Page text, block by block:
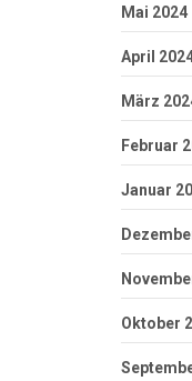
Mai 2024
April
März
Februar
Januar
Oktober